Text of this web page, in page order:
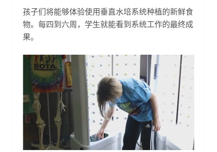
孩子们将能够体验使用垂直水培系统种植的新鲜食
物。每四到六周，学生就能看到系统工作的最终成
果。